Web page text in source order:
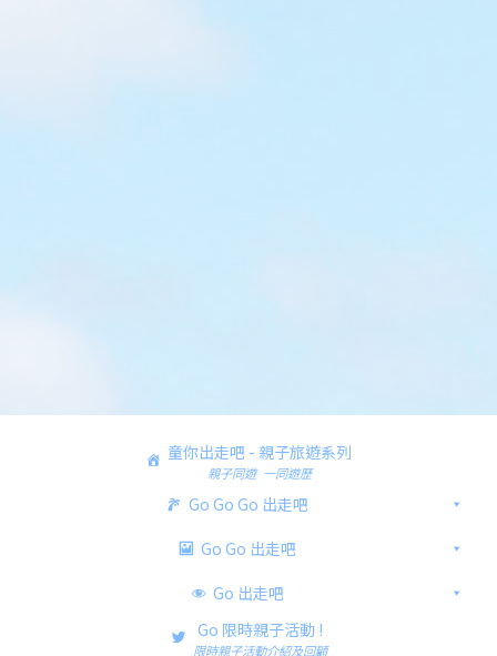
童你出走吧 - 親子旅遊系列
親子同遊 一同遊歷
Go Go Go 出走吧
Go Go 出走吧
Go 出走吧
Go 限時親子活動 !
限時親子活動介紹及回顧